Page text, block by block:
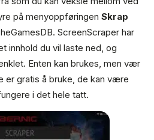
på menyoppføringen Skrap
ScreenScraper har
innhold du vil laste ned, og
Enten kan brukes, men vær
er gratis å bruke, de kan være
i det hele tatt.